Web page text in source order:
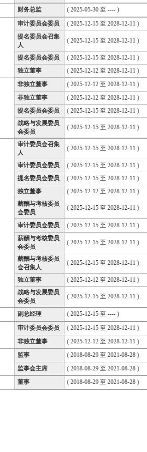
财务总监 ( 2025-05-30 至 ---- )
审计委员会委员
( 2025-12-15 至 2028-12-11 )
提名委员会召集
人
( 2025-12-15 至 2028-12-11 )
提名委员会委员
( 2025-12-15 至 2028-12-11 )
独立董事
( 2025-12-12 至 2028-12-11 )
非独立董事
( 2025-12-12 至 2028-12-11 )
非独立董事
( 2025-12-12 至 2028-12-11 )
提名委员会委员
( 2025-12-15 至 2028-12-11 )
战略与发展委员
会委员
( 2025-12-15 至 2028-12-11 )
审计委员会召集
人
( 2025-12-15 至 2028-12-11 )
审计委员会委员
( 2025-12-15 至 2028-12-11 )
提名委员会委员
( 2025-12-15 至 2028-12-11 )
独立董事
( 2025-12-12 至 2028-12-11 )
薪酬与考核委员
会委员
( 2025-12-15 至 2028-12-11 )
审计委员会委员
( 2025-12-15 至 2028-12-11 )
薪酬与考核委员
会委员
( 2025-12-15 至 2028-12-11 )
薪酬与考核委员
会召集人
( 2025-12-15 至 2028-12-11 )
独立董事
( 2025-12-12 至 2028-12-11 )
战略与发展委员
会委员
( 2025-12-15 至 2028-12-11 )
副总经理 ( 2025-12-15 至 ---- )
审计委员会委员
( 2025-12-15 至 2028-12-11 )
非独立董事
( 2025-12-12 至 2028-12-11 )
监事
( 2018-08-29 至 2021-08-28 )
监事会主席
( 2018-08-29 至 2021-08-28 )
董事 ( 2018-08-29 至 2021-08-28 )